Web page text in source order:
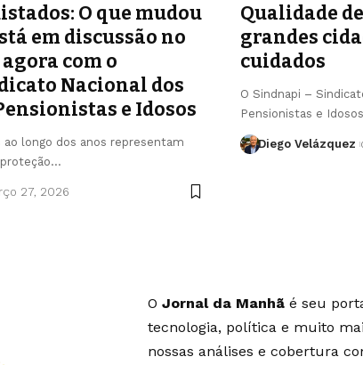
O que mudou
em discussão no
com o
Nacional dos
e Idosos
longo dos anos representam
27, 2026
Qualidade
grandes
cuidados
O Sindnapi –
Pensionistas e
Diego Velázquez
O Jornal da Manhãé seu
tecnologia, política e muito
nossas análises e cobertura